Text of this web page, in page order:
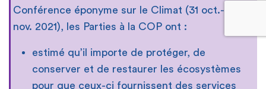
Contact Presse Recrutement Formations FR
Conférence éponyme sur le Climat (31 oct.-13
nov. 2021), les Parties à la COP ont :
estimé qu’il importe de protéger, de
conserver et de restaurer les écosystèmes
pour que ceux-ci fournissent des services